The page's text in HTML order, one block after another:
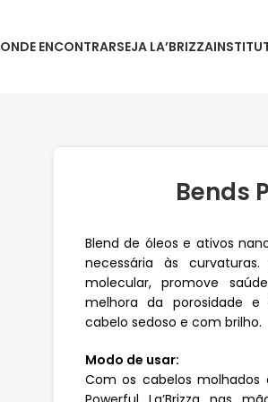
ONDE ENCONTRARSEJA LA’BRIZZA
Bends
Blend de óleos e ativos
necessária às
molecular, promove
melhora da porosidade
cabelo sedoso e com brilho.
Modo de usar:
Com os cabelos molhados